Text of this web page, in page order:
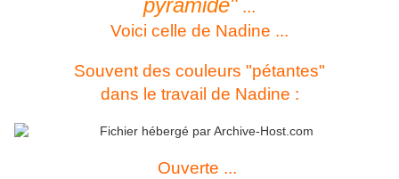
pyramide" ...
Voici celle de Nadine ...
Souvent des couleurs "pétantes"
dans le travail de Nadine :
Ouverte ...